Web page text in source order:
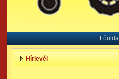
Főoldal
Hírlevél